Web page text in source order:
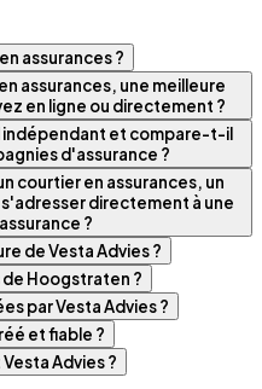
assurances ?
assurances, une meilleure
en ligne ou directement ?
indépendant et compare-t-il
d'assurance ?
courtier en assurances, un
directement à une
?
de Vesta Advies ?
Hoogstraten ?
par Vesta Advies ?
et fiable ?
Advies ?